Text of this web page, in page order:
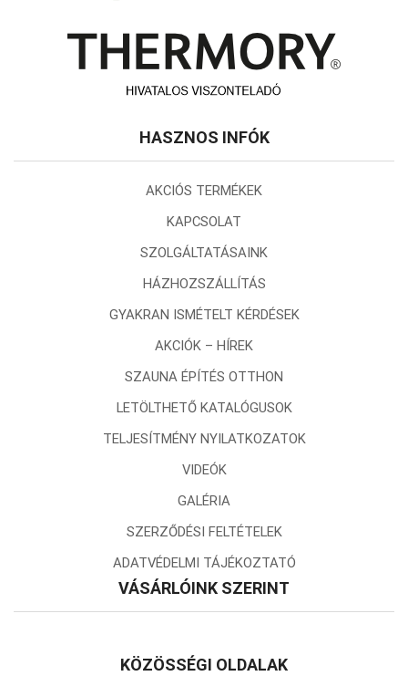
HASZNOS INFÓK
AKCIÓS TERMÉKEK
KAPCSOLAT
SZOLGÁLTATÁSAINK
HÁZHOZSZÁLLÍTÁS
GYAKRAN ISMÉTELT KÉRDÉSEK
AKCIÓK – HÍREK
SZAUNA ÉPÍTÉS OTTHON
LETÖLTHETŐ KATALÓGUSOK
TELJESÍTMÉNY NYILATKOZATOK
VIDEÓK
GALÉRIA
SZERZŐDÉSI FELTÉTELEK
ADATVÉDELMI TÁJÉKOZTATÓ
VÁSÁRLÓINK SZERINT
KÖZÖSSÉGI OLDALAK